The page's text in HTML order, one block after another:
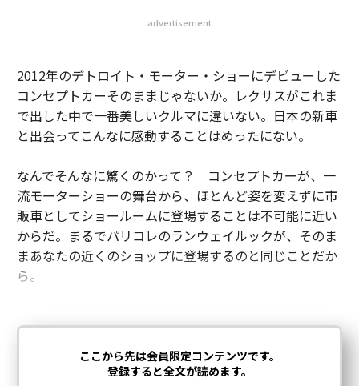
advertisement
2012年のデトロイト・モーター・ショーにデビューした
コンセプトカーそのままじゃないか。レクサスがこれま
で出した中で一番美しいクルマに違いない。日本の新車
と出会ってこんなに感動することはめったにない。
なんでそんなに驚くのかって？ コンセプトカーが、一
流モーターショーの舞台から、ほとんど姿を変えずに市
販車としてショールームに登場することは不可能に近い
からだ。まるでパリコレのランウェイルックが、そのま
まあなたの近くのショップに登場するのと同じことだか
ら。